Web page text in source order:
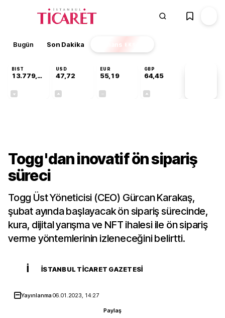
Bugün Son Dakika Finans EKSTRA
BIST
13.779,39
USD
47,72
EUR
55,19
GBP
64,45
Togg'dan inovatif ön sipariş
süreci
Togg Üst Yöneticisi (CEO) Gürcan Karakaş,
şubat ayında başlayacak ön sipariş sürecinde,
kura, dijital yarışma ve NFT ihalesi ile ön sipariş
verme yöntemlerinin izleneceğini belirtti.
İ İSTANBUL TICARET GAZETESI
Yayınlanma06.01.2023, 14:27
Paylaş